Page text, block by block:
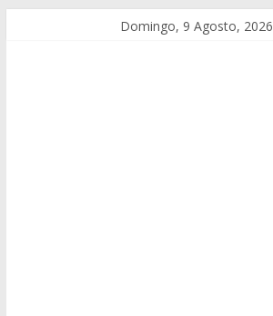
Domingo, 9 Agosto, 2026